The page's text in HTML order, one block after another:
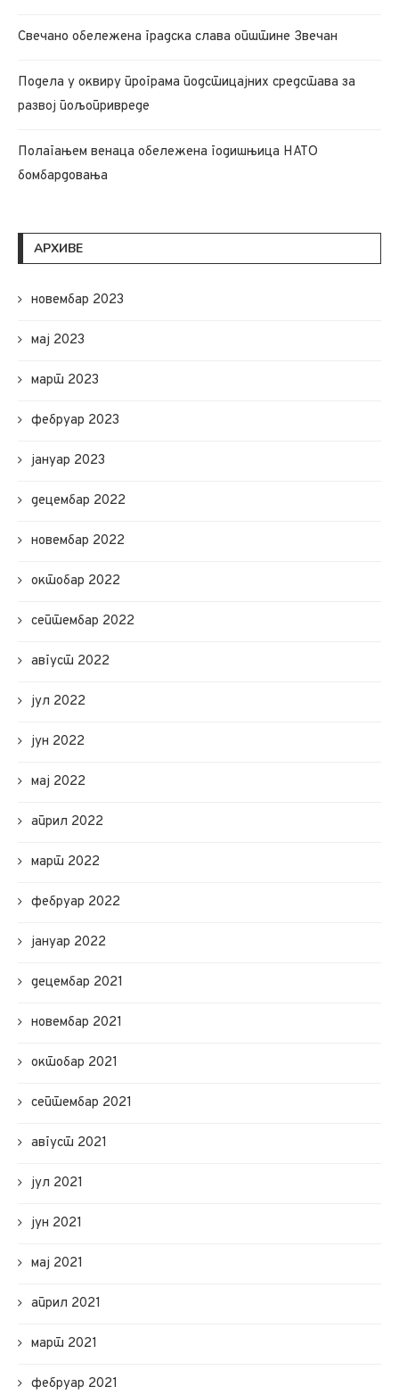
Свечано обележена градска слава општине Звечан
Подела у оквиру програма подстицајних средстава за
развој пољопривреде
Полагањем венаца обележена годишњица НАТО
бомбардовања
АРХИВЕ
новембар 2023
мај 2023
март 2023
фебруар 2023
јануар 2023
децембар 2022
новембар 2022
октобар 2022
септембар 2022
август 2022
јул 2022
јун 2022
мај 2022
април 2022
март 2022
фебруар 2022
јануар 2022
децембар 2021
новембар 2021
октобар 2021
септембар 2021
август 2021
јул 2021
јун 2021
мај 2021
април 2021
март 2021
фебруар 2021